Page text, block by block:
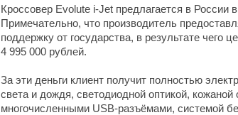
Кроссовер Evolute i-Jet предлагается в России в
Примечательно, что производитель
поддержку от государства, в результате
4 995 000 рублей.
За эти деньги клиент получит полностью
света и дождя, светодиодной оптикой,
многочисленными USB-разъёмами, системой